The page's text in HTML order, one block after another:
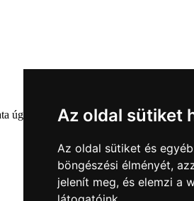
Az oldal sütiket
Az oldal sütiket és
böngészési élményét,
jelenít meg, és elemzi a
határozott, hogy parkot nevez el a